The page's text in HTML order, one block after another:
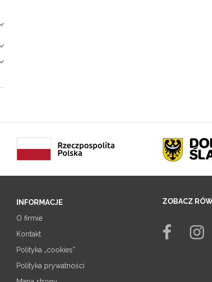
INFORMACJE
O firmie
Kontakt
Polityka „cookies”
Polityka prywatności
ZOBACZ